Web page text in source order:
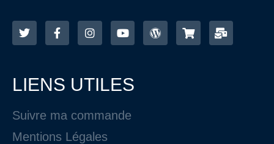
LIENS UTILES
Suivre ma commande
Mentions Légales